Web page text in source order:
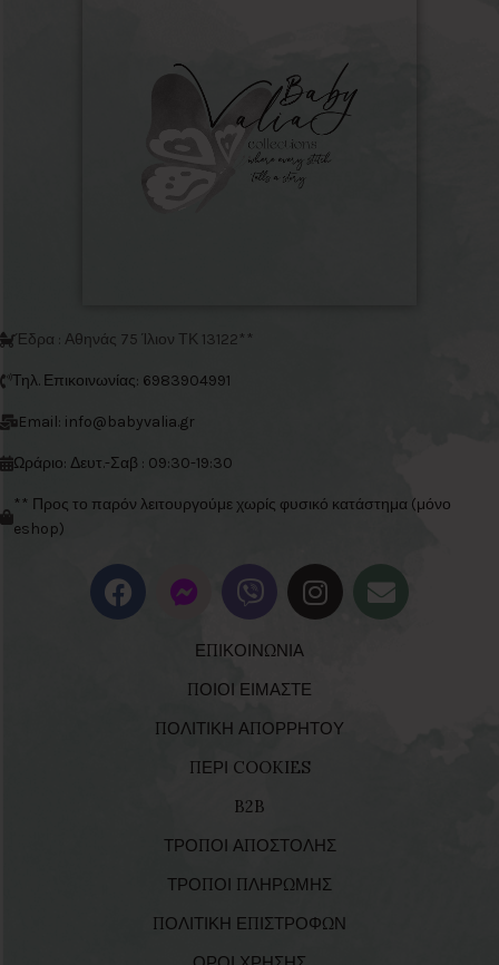
Έδρα : Αθηνάς 75 Ίλιον ΤΚ 13122**
Τηλ. Επικοινωνίας: 6983904991
Email: info@babyvalia.gr
Ωράριο: Δευτ.-Σαβ : 09:30-19:30
** Προς το παρόν λειτουργούμε χωρίς φυσικό κατάστημα (μόνο
eshop)
ΕΠΙΚΟΙΝΩΝΙΑ
ΠΟΙΟΙ ΕΙΜΑΣΤΕ
ΠΟΛΙΤΙΚΗ ΑΠΟΡΡΗΤΟΥ
ΠΕΡΙ COOKIES
B2B
ΤΡΟΠΟΙ ΑΠΟΣΤΟΛΗΣ
ΤΡΟΠΟΙ ΠΛΗΡΩΜΗΣ
ΠΟΛΙΤΙΚΗ ΕΠΙΣΤΡΟΦΩΝ